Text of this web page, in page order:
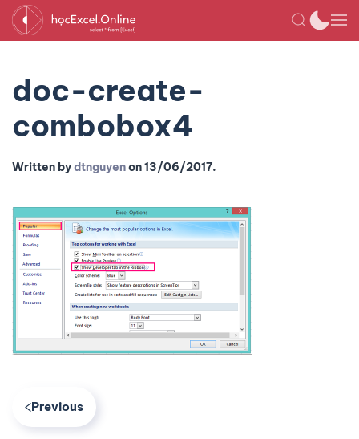
doc-create-
combobox4
Written bydtnguyenon13/06/2017.
Previous